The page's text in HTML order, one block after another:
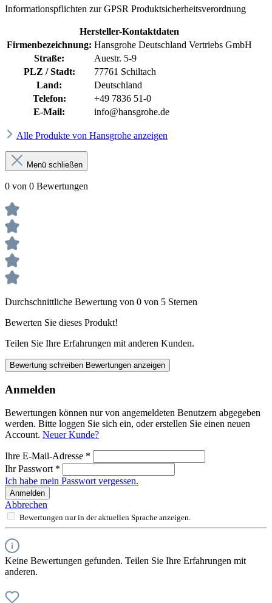
Informationspflichten zur GPSR Produktsicherheitsverordnung
Hersteller-Kontaktdaten
Firmenbezeichnung: Hansgrohe Deutschland Vertriebs GmbH
Straße:
Auestr. 5-9
PLZ / Stadt:
77761 Schiltach
Land:
Deutschland
Telefon:
+49 7836 51-0
E-Mail:
info@hansgrohe.de
Alle Produkte von Hansgrohe anzeigen
Menü schließen
0 von 0 Bewertungen
Durchschnittliche Bewertung von 0 von 5 Sternen
Bewerten Sie dieses Produkt!
Teilen Sie Ihre Erfahrungen mit anderen Kunden.
Bewertung schreiben Bewertungen anzeigen
Anmelden
Bewertungen können nur von angemeldeten Benutzern abgegeben
werden. Bitte loggen Sie sich ein, oder erstellen Sie einen neuen
Account. Neuer Kunde?
Ihre E-Mail-Adresse *
Ihr Passwort *
Ich habe mein Passwort vergessen.
Anmelden
Abbrechen
Bewertungen nur in der aktuellen Sprache anzeigen.
Keine Bewertungen gefunden. Teilen Sie Ihre Erfahrungen mit
anderen.